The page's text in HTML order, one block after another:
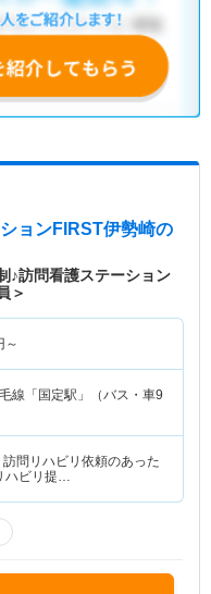
ョンFIRST伊勢崎の
♪訪問看護ステーション
＞
～
線「国定駅」（バス・車9
問リハビリ依頼のあった
ハビリ提…